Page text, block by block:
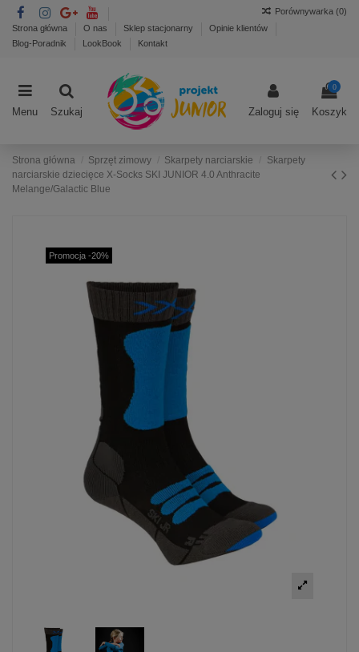
Strona główna O nas Sklep stacjonarny
Opinie klientów
Blog-Poradnik
LookBook Kontakt
Porównywarka (0)
Menu Szukaj Zaloguj się
0
Koszyk
Strona główna Sprzęt zimowy Skarpety narciarskie
Skarpety
narciarskie dziecięce X-Socks SKI JUNIOR 4.0 Anthracite
Melange/Galactic Blue
Promocja -20%